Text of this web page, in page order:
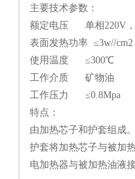
主要技术参数：
额定电压 单相220V，
表面发热功率 ≤3w//
使用温度 ≤300℃
工作介质 矿物油
工作压力 ≤0.8Mpa
特点：
由加热芯子和护套组成
护套将加热芯子与被加
电加热器与被加热油液